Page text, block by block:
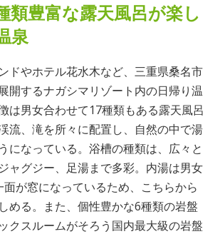
類豊富な露天風呂が楽し
泉
ドやホテル花水木など、三重県桑名市
開するナガシマリゾート内の日帰り温
は男女合わせて17種類もある露天風呂
流、滝を所々に配置し、自然の中で湯
になっている。浴槽の種類は、広々と
ャグジー、足湯まで多彩。内湯は男女
が窓になっているため、こちらから
める。また、個性豊かな6種類の岩盤
クスルームがそろう国内最大級の岩盤